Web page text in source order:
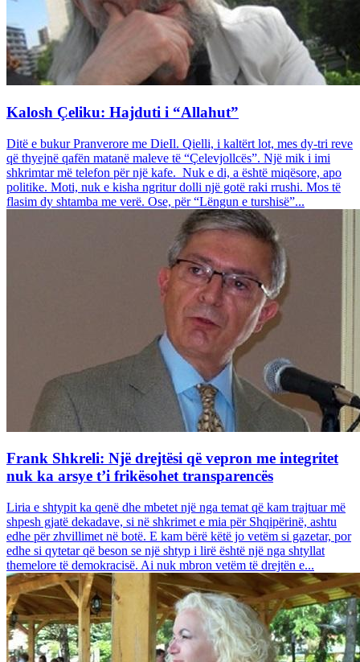
Kalosh Çeliku: Hajduti i “Allahut”
Ditë e bukur Pranverore me DieIl. Qielli, i kaltërt lot, mes dy-tri reve
që thyejnë qafën matanë maleve të “Çelevjollcës”. Një mik i imi
shkrimtar më telefon për një kafe. Nuk e di, a është miqësore, apo
politike. Moti, nuk e kisha ngritur dolli një gotë raki rrushi. Mos të
flasim dy shtamba me verë. Ose, për “Lëngun e turshisë”...
Frank Shkreli: Një drejtësi që vepron me integritet
nuk ka arsye t’i frikësohet transparencës
Liria e shtypit ka qenë dhe mbetet një nga temat që kam trajtuar më
shpesh gjatë dekadave, si në shkrimet e mia për Shqipërinë, ashtu
edhe për zhvillimet në botë. E kam bërë këtë jo vetëm si gazetar, por
edhe si qytetar që beson se një shtyp i lirë është një nga shtyllat
themelore të demokracisë. Ai nuk mbron vetëm të drejtën e...